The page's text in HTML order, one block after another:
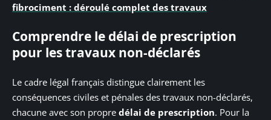
fibrociment : déroulé complet des travaux
Comprendre le délai de prescription
pour les travaux non-déclarés
Le cadre légal français distingue clairement les
conséquences civiles et pénales des travaux non-déclarés,
chacune avec son propre délai de prescription. Pour la